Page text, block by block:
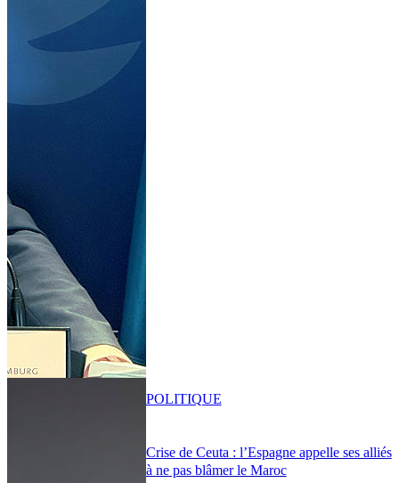
Crise de Ceuta : l’Espagne appelle ses alliés
à ne pas blâmer le Maroc
POLITIQUE